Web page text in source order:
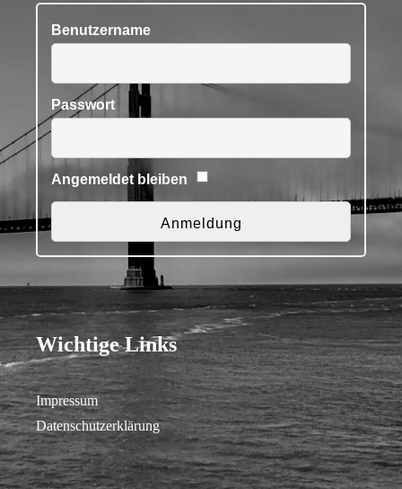
Benutzername
Passwort
Angemeldet bleiben
Wichtige Links
Impressum
Datenschutzerklärung